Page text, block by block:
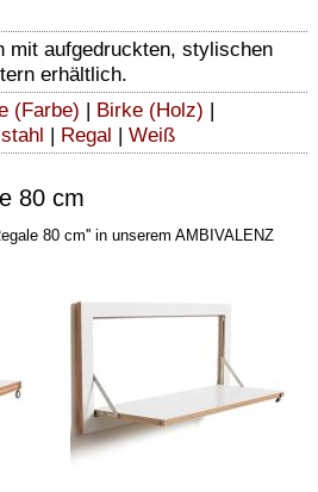
mit aufgedruckten, stylischen
erhältlich.
(Farbe) | Birke (Holz) |
| Regal | Weiß
80 cm
80 cm'' in unserem AMBIVALENZ